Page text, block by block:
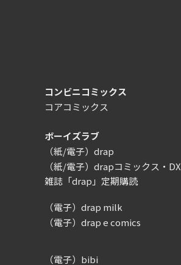
コンビニコミックス
コアコミックス
ボーイズラブ
（紙/電子）drap
（紙/電子）drapコミックス・DX
雑誌「drap」定期購読
（電子）drap milk
（電子）drap e comics
（電子）bibi